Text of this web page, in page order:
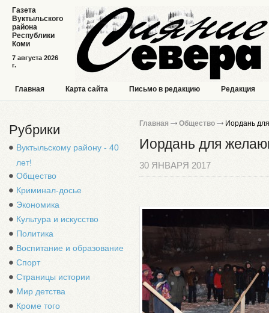
7 августа 2026
г.
Газета
Вуктыльского
района
Республики
Коми
Главная Карта сайта Письмо в редакцию Редакция
Рубрики
Вуктыльскому району - 40
лет!
Общество
Криминал-досье
Экономика
Культура и искусство
Политика
Воспитание и образование
Спорт
Страницы истории
Мир детства
Кроме того
Главная Общество Иордань
Иордань для
30 ЯНВАРЯ 2017